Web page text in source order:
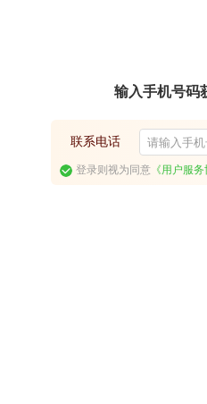
输入手机号码
联系电话
登录则视为同意《用户服务